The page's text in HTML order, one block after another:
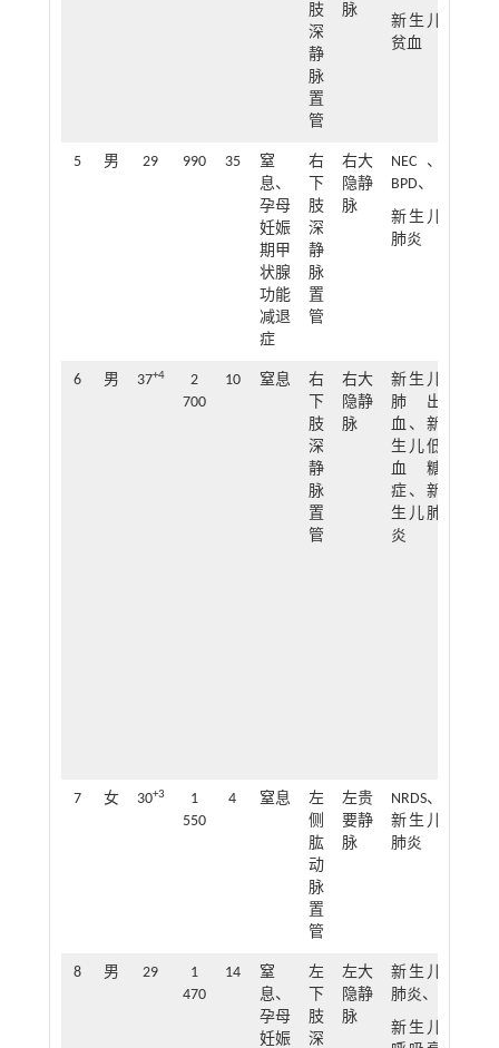
肢
深
静
脉
置
管
脉
新生儿
贫血
5 男 29 990 35
窒
息、
孕母
妊娠
期甲
状腺
功能
减退
症
右
下
肢
深
静
脉
置
管
右大
隐静
脉
NEC、
BPD、
新生儿
肺炎
6 男 37+4
2
700
10 窒息
右
下
肢
深
静
脉
置
管
右大
隐静
脉
新生儿
肺出
血、新
生儿低
血糖
症、新
生儿肺
炎
7 女 30+3
1
550
4 窒息
左
侧
肱
动
脉
置
管
左贵
要静
脉
NRDS、
新生儿
肺炎
8 男 29
1
470
14
窒
息、
孕母
妊娠
左
下
肢
深
左大
隐静
脉
新生儿
肺炎、
新生儿